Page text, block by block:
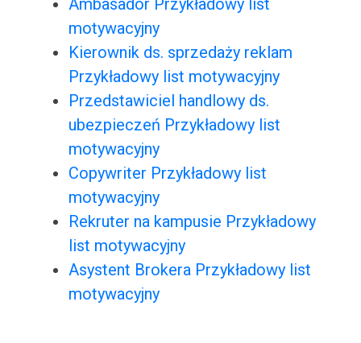
Ambasador Przykładowy list
motywacyjny
Kierownik ds. sprzedaży reklam
Przykładowy list motywacyjny
Przedstawiciel handlowy ds.
ubezpieczeń Przykładowy list
motywacyjny
Copywriter Przykładowy list
motywacyjny
Rekruter na kampusie Przykładowy
list motywacyjny
Asystent Brokera Przykładowy list
motywacyjny